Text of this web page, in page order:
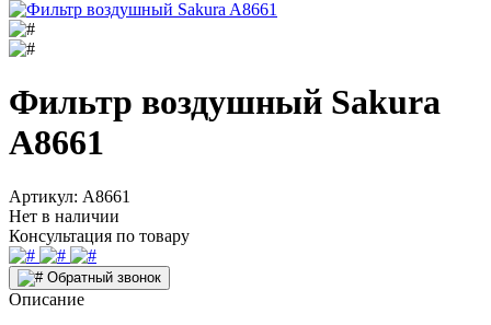
Фильтр воздушный Sakura
A8661
Артикул: A8661
Нет в наличии
Консультация по товару
Обратный звонок
Описание